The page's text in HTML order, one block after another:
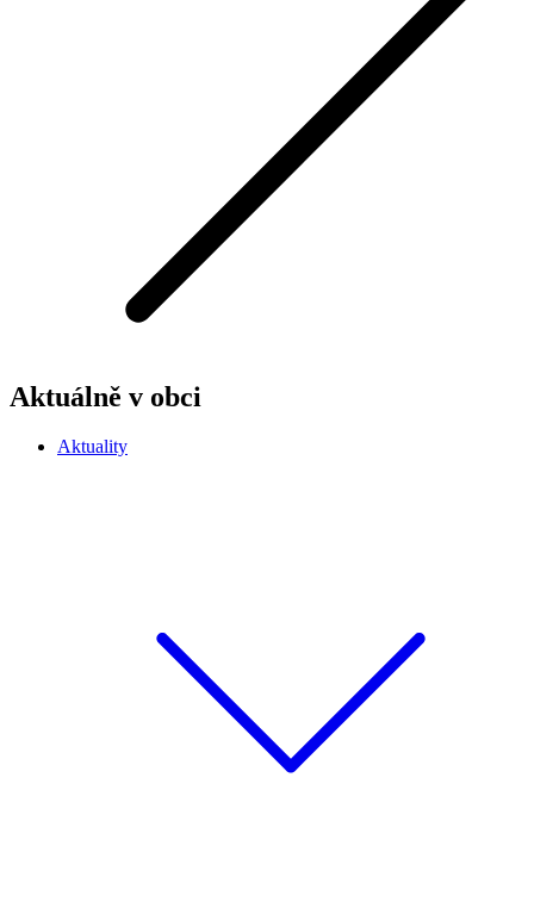
Aktuálně v obci
Aktuality